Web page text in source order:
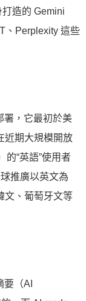
造的 Gemini
、Perplexity 這些
署，它最初於美
近期大規模開放
的“英語”使用者
推廣以英文為
文、葡萄牙文等
（AI